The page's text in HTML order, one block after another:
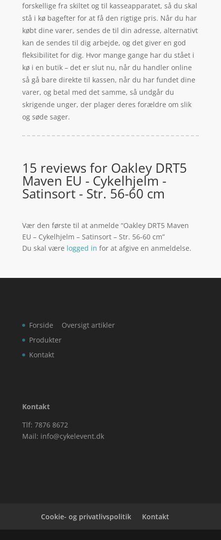
forskellige fra skiltet og til kasseapparatet, så du skal
stå i kø bagefter for at få den rigtige pris. Når du har
købt dine varer, sendes de til din adresse, alternativt
kan de sendes til dig arbejde, og det giver en god
fleksibilitet for dig. Hvor mange gange har du stået i
kø i en butik – det er slut nu, når du handler online
så gå bare direkte til kassen, når du har fundet dine
varer, og betal med det samme, så undgår du
skrigende unger, der plager deres forældre om slik
og søde sager.
15 reviews for Oakley DRT5
Maven EU - Cykelhjelm -
Satinsort - Str. 56-60 cm
Vær den første til at anmelde “Oakley DRT5 Maven
EU – Cykelhjelm – Satinsort – Str. 56-60 cm”
Du skal være logged in for at afgive en anmeldelse.
Forside
Produkter
Kontakt
Oversigt artikler
Kontakt
Tlf: 7876 8672
Mail: info@cykelevent.dk
Cookie- og privatlivspolitik Kontakt